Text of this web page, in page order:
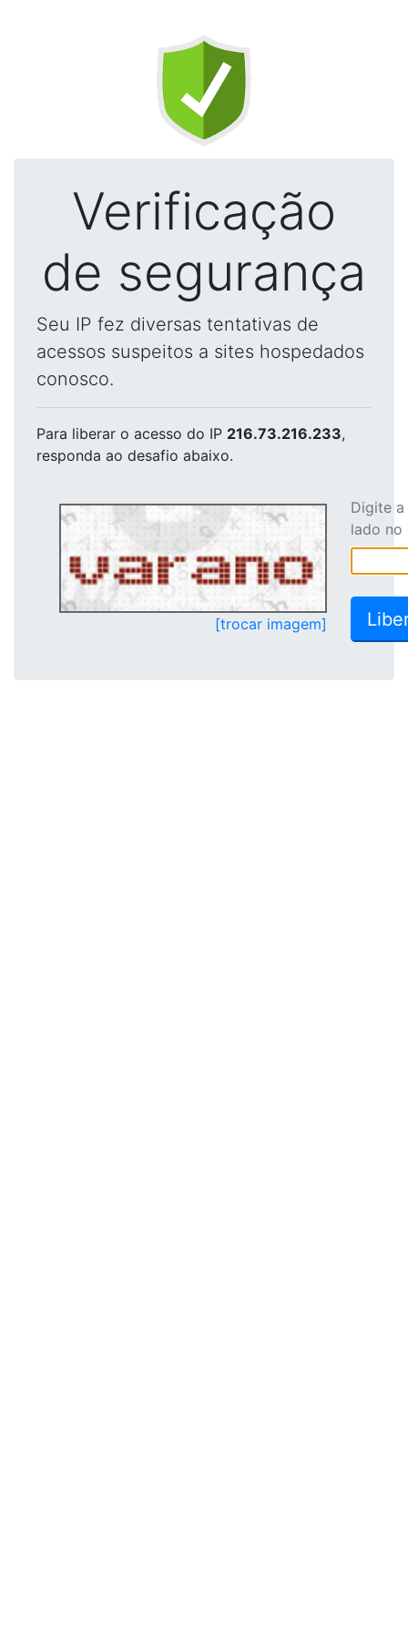
Verificação
de segurança
Seu IP fez diversas tentativas de
acessos suspeitos a sites hospedados
conosco.
Para liberar o acesso do IP 216.73.216.233,
responda ao desafio abaixo.
[trocar imagem]
Digite
lado no